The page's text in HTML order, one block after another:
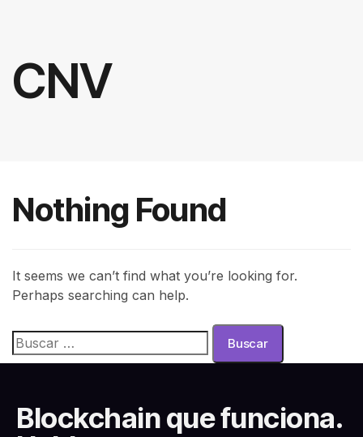
CNV
Nothing Found
It seems we can’t find what you’re looking for.
Perhaps searching can help.
Blockchain que funciona.